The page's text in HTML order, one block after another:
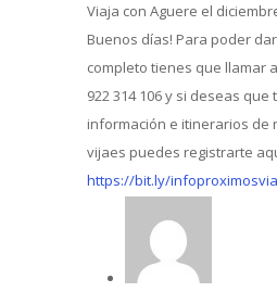
Viaja con Aguere el
Buenos días! Para poder
completo tienes que llamar
922 314 106 y si deseas que
información e itinerarios de
vijaes puedes registrarte
https://bit.ly/